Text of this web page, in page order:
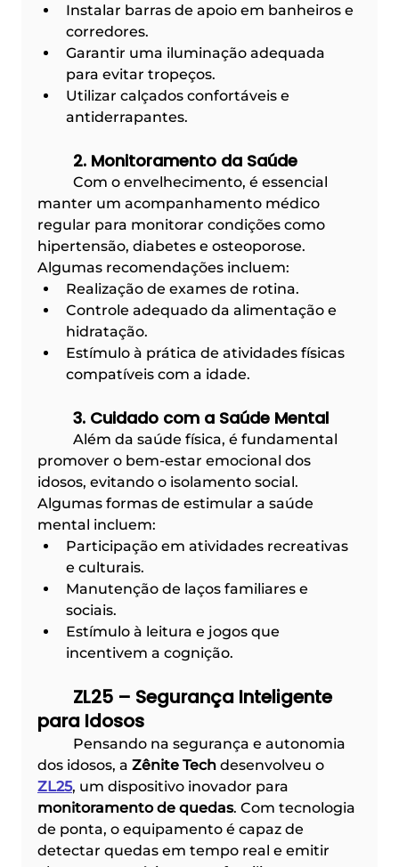
Instalar barras de apoio em banheiros e
corredores.
Garantir uma iluminação adequada
para evitar tropeços.
Utilizar calçados confortáveis e
antiderrapantes.
	2. Monitoramento da Saúde
manter um acompanhamento médico
regular para monitorar condições como
hipertensão, diabetes e osteoporose.
Algumas recomendações incluem:
Realização de exames de rotina.
Controle adequado da alimentação e
hidratação.
Estímulo à prática de atividades físicas
compatíveis com a idade.
	3. Cuidado com a Saúde Mental
promover o bem-estar emocional dos
idosos, evitando o isolamento social.
Algumas formas de estimular a saúde
mental incluem:
Participação em atividades recreativas
e culturais.
Manutenção de laços familiares e
sociais.
Estímulo à leitura e jogos que
incentivem a cognição.
para Idosos
dos idosos, a Zênite Tech desenvolveu o
ZL25, um dispositivo inovador para
monitoramento de quedas. Com tecnologia
de ponta, o equipamento é capaz de
detectar quedas em tempo real e emitir